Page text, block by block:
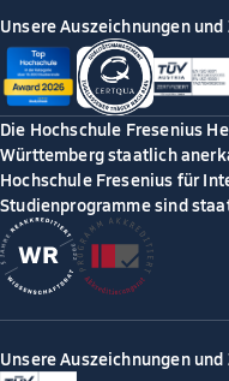
Unsere Auszeichnungen
Die Hochschule Fresenius
Württemberg staatlich
Hochschule Fresenius für
Studienprogramme sind
Unsere Auszeichnungen